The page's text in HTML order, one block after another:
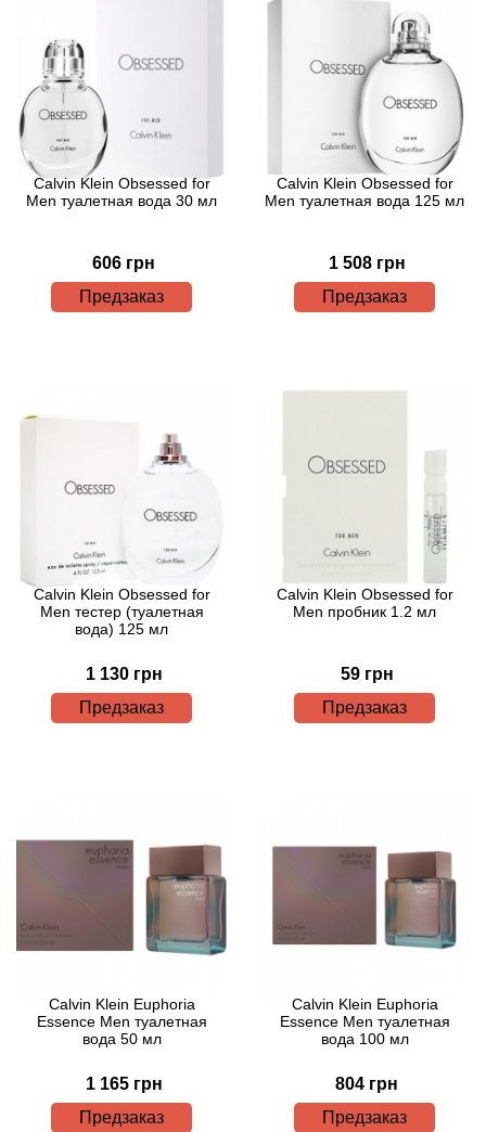
Calvin Klein Obsessed for
Men туалетная вода 30 мл
606 грн
Предзаказ
Calvin Klein Obsessed for
Men туалетная вода 125 мл
1 508 грн
Предзаказ
Calvin Klein Obsessed for
Men тестер (туалетная
вода) 125 мл
1 130 грн
Предзаказ
Calvin Klein Obsessed for
Men пробник 1.2 мл
59 грн
Предзаказ
Calvin Klein Euphoria
Essence Men туалетная
вода 50 мл
1 165 грн
Предзаказ
Calvin Klein Euphoria
Essence Men туалетная
вода 100 мл
804 грн
Предзаказ
Aquolina
Arabesque Perfumes
Arabiyat
Ariana Grande
Arte Profumi
ArteOlfatto
Asabi
Atelier Cologne
Atkinsons
Au Pays de la Fleur d’Oranger